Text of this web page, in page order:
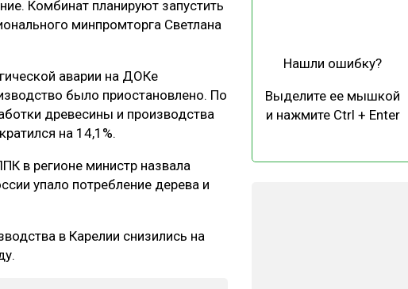
РЫНОК
ОТРАСЛЕВАЯ ДИСКУССИЯ
КАЛЕНДАРЬ ВЫСТАВОК
Комбинат планируют запустить
минпромторга Светлана
аварии на ДОКе
было приостановлено. По
древесины и производства
на 14,1%.
в регионе министр назвала
упало потребление дерева и
в Карелии снизились на
Нашли ошибку?
Выделите ее мышкой
и нажмите Ctrl + Enter